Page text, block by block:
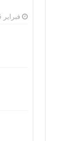
فبراير 5, 2025